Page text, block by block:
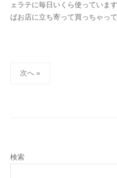
3
f
ェラテに毎日いくら使っていま
ばお店に立ち寄って買っちゃっ
送
次へ »
検索